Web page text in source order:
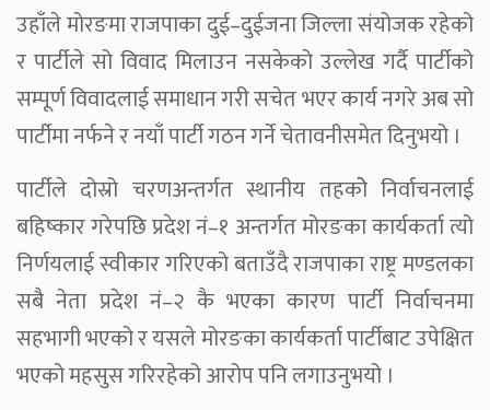
उहाँले मोरङमा राजपाका दुई–दुईजना जिल्ला संयोजक रहेको
र पार्टीले सो विवाद मिलाउन नसकेको उल्लेख गर्दै पार्टीको
सम्पूर्ण विवादलाई समाधान गरी सचेत भएर कार्य नगरे अब सो
पार्टीमा नर्फने र नयाँ पार्टी गठन गर्ने चेतावनीसमेत दिनुभयो ।
पार्टीले दोस्रो चरणअन्तर्गत स्थानीय तहकोे निर्वाचनलाई
बहिष्कार गरेपछि प्रदेश नं–१ अन्तर्गत मोरङका कार्यकर्ता त्यो
निर्णयलाई स्वीकार गरिएको बताउँदै राजपाका राष्ट्र मण्डलका
सबै नेता प्रदेश नं–२ कै भएका कारण पार्टी निर्वाचनमा
सहभागी भएको र यसले मोरङका कार्यकर्ता पार्टीबाट उपेक्षित
भएको महसुस गरिरहेको आरोप पनि लगाउनुभयो ।